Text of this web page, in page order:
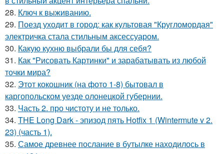
28. Ключ к выживанию.
29. Поезд уходит в город: как культовая "Кругломордая"
электричка стала стильным аксессуаром.
30. Какую кухню выбрали бы для себя?
31. Как "Рисовать Картинки" и зарабатывать из любой
точки мира?
32. Этот кокошник (на фото 1-8) бытовал в
каргопольском уезде олонецкой губернии.
33. Часть 2. про чистоту и не только.
34. THE Long Dark - эпизод пять Hotfix 1 (Wintermute v 2.
23) (часть 1).
35. Самое древнее послание в бутылке находилось в